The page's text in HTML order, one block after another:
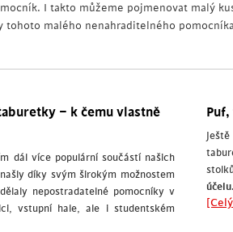
I takto můžeme pojmenovat malý
tohoto malého nenahraditelného
– k čemu vlastně
dál více populární součástí našich
díky svým širokým možnostem
nepostradatelné pomocníky v
vstupní hale, ale i studentském
účelu.